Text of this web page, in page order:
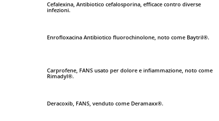
Cefalexina, Antibiotico cefalosporina, efficace contro diverse
infezioni.
Enrofloxacina Antibiotico fluorochinolone, noto come Baytril®.
Carprofene, FANS usato per dolore e infiammazione, noto come
Rimadyl®.
Deracoxib, FANS, venduto come Deramaxx®.